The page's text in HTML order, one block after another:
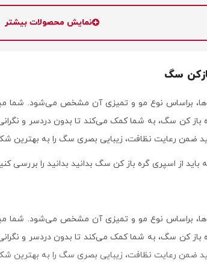
نمایش محصولات بیشتر
سگ
براساس نوع مو و تمیزی آن مشخص می‌شود. شما
باز کن سگ، به شما کمک می‌کند تا بدون دردسر و
ضمن رعایت نظافت، زیبایی بصری سگ را به
از اسپری گره باز کن سگ بدانید بدانید را بررسی
براساس نوع مو و تمیزی آن مشخص می‌شود. شما
باز کن سگ، به شما کمک می‌کند تا بدون دردسر و
ضمن رعایت نظافت، زیبایی بصری سگ را به